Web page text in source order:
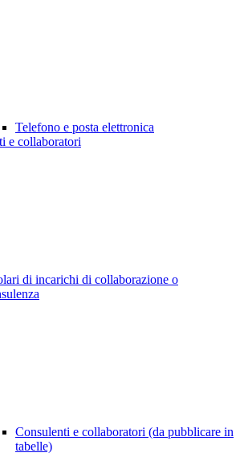
Telefono e posta elettronica
e collaboratori
di incarichi di collaborazione o
Consulenti e collaboratori (da pubblicare in
tabelle)